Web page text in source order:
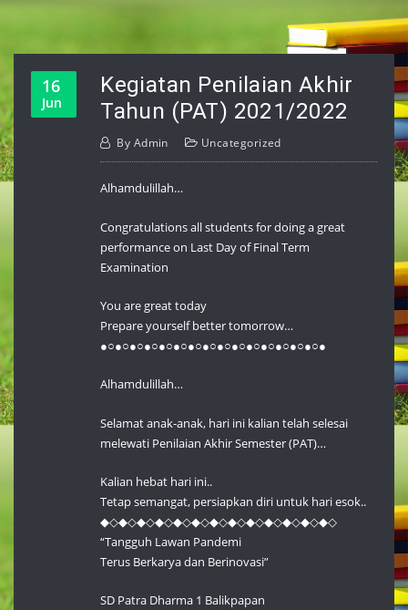
16
Jun
Kegiatan Penilaian Akhir
Tahun (PAT) 2021/2022
By Admin Uncategorized
Alhamdulillah…
Congratulations all students for doing a great
performance on Last Day of Final Term
Examination
You are great today
Prepare yourself better tomorrow…
●○●○●○●○●○●○●○●○●○●○●○●○●○●○●○●
Alhamdulillah…
Selamat anak-anak, hari ini kalian telah selesai
melewati Penilaian Akhir Semester (PAT)…
Kalian hebat hari ini..
Tetap semangat, persiapkan diri untuk hari esok..
◆◇◆◇◆◇◆◇◆◇◆◇◆◇◆◇◆◇◆◇◆◇◆◇◆◇
“Tangguh Lawan Pandemi
Terus Berkarya dan Berinovasi”
SD Patra Dharma 1 Balikpapan